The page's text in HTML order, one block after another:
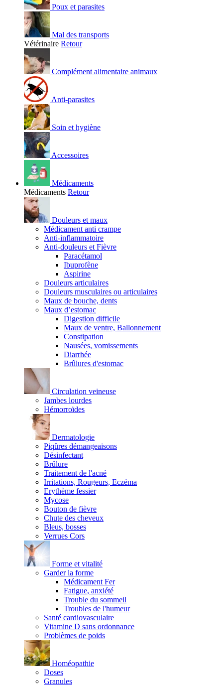
Poux et parasites
Mal des transports
Vétérinaire Retour
Complément alimentaire animaux
Anti-parasites
Soin et hygiène
Accessoires
Médicaments
Médicaments Retour
Douleurs et maux
Médicament anti crampe
Anti-inflammatoire
Anti-douleurs et Fièvre
Paracétamol
Ibuprofène
Aspirine
Douleurs articulaires
Douleurs musculaires ou articulaires
Maux de bouche, dents
Maux d’estomac
Digestion difficile
Maux de ventre, Ballonnement
Constipation
Nausées, vomissements
Diarrhée
Brûlures d'estomac
Circulation veineuse
Jambes lourdes
Hémorroïdes
Dermatologie
Piqûres démangeaisons
Désinfectant
Brûlure
Traitement de l'acné
Irritations, Rougeurs, Eczéma
Erythème fessier
Mycose
Bouton de fièvre
Chute des cheveux
Bleus, bosses
Verrues Cors
Forme et vitalité
Garder la forme
Médicament Fer
Fatigue, anxiété
Trouble du sommeil
Troubles de l'humeur
Santé cardiovasculaire
Vitamine D sans ordonnance
Problèmes de poids
Homéopathie
Doses
Granules